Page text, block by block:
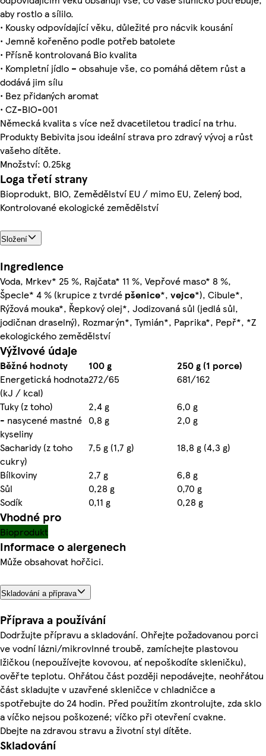
aby rostlo a sílilo.
• Kousky odpovídající věku, důležité pro nácvik kousání
• Jemně kořeněno podle potřeb batolete
• Přísně kontrolovaná Bio kvalita
• Kompletní jídlo – obsahuje vše, co pomáhá dětem růst a
dodává jim sílu
• Bez přidaných aromat
• CZ-BIO-001
Německá kvalita s více než dvacetiletou tradicí na trhu.
Produkty Bebivita jsou ideální strava pro zdravý vývoj a růst
vašeho dítěte.
Množství: 0.25kg
Loga třetí strany
Bioprodukt, BIO, Zemědělství EU / mimo EU, Zelený bod,
Kontrolované ekologické zemědělství
Složení
Ingredience
Voda, Mrkev* 25 %, Rajčata* 11 %, Vepřové maso* 8 %,
Špecle* 4 % (krupice z tvrdé pšenice*, vejce*), Cibule*,
Rýžová mouka*, Řepkový olej*, Jodizovaná sůl (jedlá sůl,
jodičnan draselný), Rozmarýn*, Tymián*, Paprika*, Pepř*, *Z
ekologického zemědělství
Výživové údaje
Běžné hodnoty 100 g
250 g (1 porce)
Energetická hodnota
(kJ / kcal)
272/65
681/162
Tuky (z toho)
2,4 g
6,0 g
- nasycené mastné
kyseliny
0,8 g
2,0 g
Sacharidy (z toho
cukry)
7,5 g (1,7 g)
18,8 g (4,3 g)
Bílkoviny
2,7 g
6,8 g
Sůl
0,28 g
0,70 g
Sodík
0,11 g 0,28 g
Vhodné pro
Bioprodukt
Informace o alergenech
Může obsahovat hořčici.
Skladování a příprava
Příprava a používání
Dodržujte přípravu a skladování. Ohřejte požadovanou porci
ve vodní lázni/mikrovlnné troubě, zamíchejte plastovou
lžičkou (nepoužívejte kovovou, ať nepoškodíte skleničku),
ověřte teplotu. Ohřátou část později nepodávejte, neohřátou
část skladujte v uzavřené skleničce v chladničce a
spotřebujte do 24 hodin. Před použitím zkontrolujte, zda sklo
a víčko nejsou poškozené; víčko při otevření cvakne.
Dbejte na zdravou stravu a životní styl dítěte.
Skladování